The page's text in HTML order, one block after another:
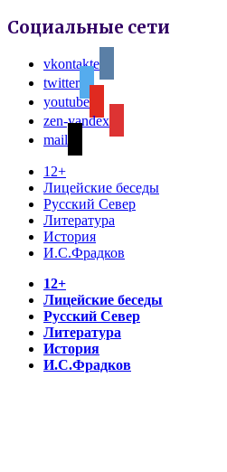
Социальные сети
vkontakte
twitter
youtube
zen-yandex
mail
12+
Лицейские беседы
Русский Север
Литература
История
И.С.Фрадков
12+
Лицейские беседы
Русский Север
Литература
История
И.С.Фрадков